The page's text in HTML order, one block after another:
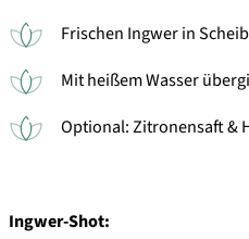
Frischen Ingwer in
Mit heißem Wasser
Optional: Zitronensaft &
Ingwer-Shot: